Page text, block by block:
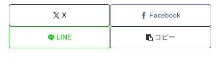
X Facebook
LINE コピー